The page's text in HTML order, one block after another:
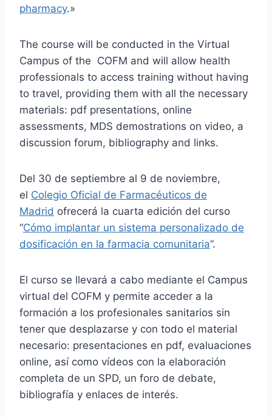
pharmacy.»
The course will be conducted in the Virtual
Campus of the COFM and will allow health
professionals to access training without having
to travel, providing them with all the necessary
materials: pdf presentations, online
assessments, MDS demostrations on video, a
discussion forum, bibliography and links.
Del 30 de septiembre al 9 de noviembre,
el Colegio Oficial de Farmacéuticos de
Madrid ofrecerá la cuarta edición del curso
“Cómo implantar un sistema personalizado de
dosificación en la farmacia comunitaria”.
El curso se llevará a cabo mediante el Campus
virtual del COFM y permite acceder a la
formación a los profesionales sanitarios sin
tener que desplazarse y con todo el material
necesario: presentaciones en pdf, evaluaciones
online, así como vídeos con la elaboración
completa de un SPD, un foro de debate,
bibliografía y enlaces de interés.